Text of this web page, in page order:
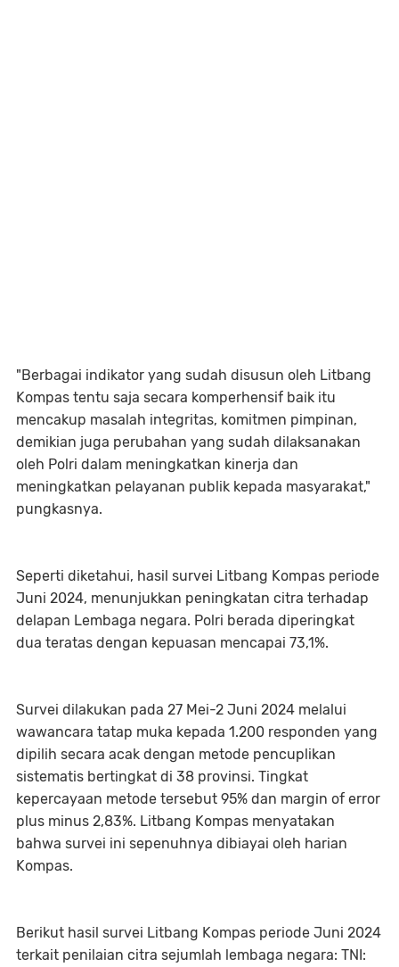
"Berbagai indikator yang sudah disusun oleh Litbang
Kompas tentu saja secara komperhensif baik itu
mencakup masalah integritas, komitmen pimpinan,
demikian juga perubahan yang sudah dilaksanakan
oleh Polri dalam meningkatkan kinerja dan
meningkatkan pelayanan publik kepada masyarakat,"
pungkasnya.
Seperti diketahui, hasil survei Litbang Kompas periode
Juni 2024, menunjukkan peningkatan citra terhadap
delapan Lembaga negara. Polri berada diperingkat
dua teratas dengan kepuasan mencapai 73,1%.
Survei dilakukan pada 27 Mei-2 Juni 2024 melalui
wawancara tatap muka kepada 1.200 responden yang
dipilih secara acak dengan metode pencuplikan
sistematis bertingkat di 38 provinsi. Tingkat
kepercayaan metode tersebut 95% dan margin of error
plus minus 2,83%. Litbang Kompas menyatakan
bahwa survei ini sepenuhnya dibiayai oleh harian
Kompas.
Berikut hasil survei Litbang Kompas periode Juni 2024
terkait penilaian citra sejumlah lembaga negara: TNI: